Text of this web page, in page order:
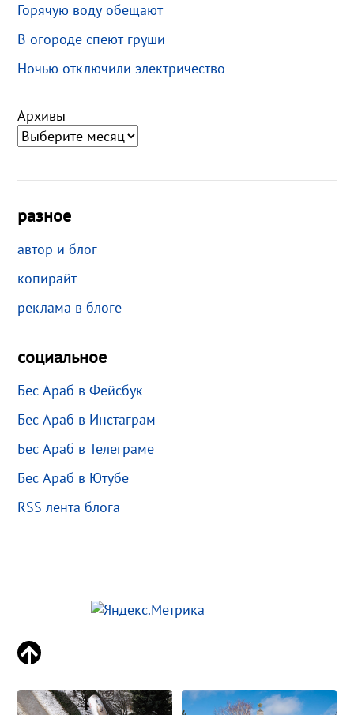
Горячую воду обещают
В огороде спеют груши
Ночью отключили электричество
Архивы
разное
автор и блог
копирайт
реклама в блоге
социальное
Бес Араб в Фейсбук
Бес Араб в Инстаграм
Бес Араб в Телеграме
Бес Араб в Ютубе
RSS лента блога